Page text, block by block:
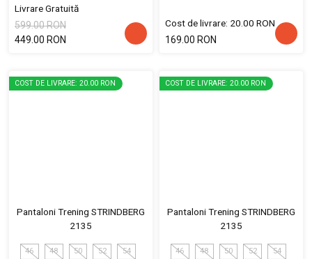
Livrare Gratuită
599.00 RON
449.00 RON
Cost de livrare: 20.00 RON
169.00 RON
COST DE LIVRARE: 20.00 RON
Pantaloni Trening STRINDBERG
2135
46 48 50 52 54
COST DE LIVRARE: 20.00 RON
Pantaloni Trening STRINDBERG
2135
46 48 50 52 54